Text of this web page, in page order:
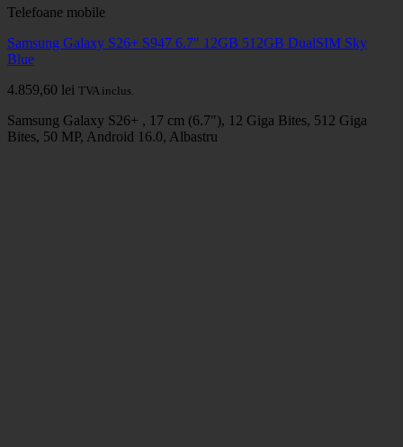
Telefoane mobile
Samsung Galaxy S26+ S947 6.7" 12GB 512GB DualSIM Sky
Blue
4.859,60 lei TVA inclus.
Samsung Galaxy S26+ , 17 cm (6.7"), 12 Giga Bites, 512 Giga
Bites, 50 MP, Android 16.0, Albastru